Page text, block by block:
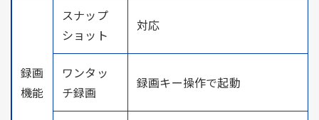
録画
機能
スナップ
ショット
対応
ワンタッ
チ録画
録画キー操作で起動